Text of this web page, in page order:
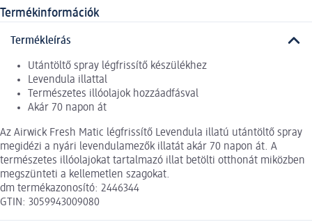
Termékinformációk
Termékleírás
Utántöltő spray légfrissítő készülékhez
Levendula illattal
Természetes illóolajok hozzáadfásval
Akár 70 napon át
Az Airwick Fresh Matic légfrissítő Levendula illatú utántöltő spray
megidézi a nyári levendulamezők illatát akár 70 napon át. A
természetes illóolajokat tartalmazó illat betölti otthonát miközben
megszünteti a kellemetlen szagokat.
dm termékazonosító: 2446344
GTIN: 3059943009080